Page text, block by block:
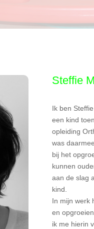
Steffie
Ik ben
een kind
opleiding
was
bij het
kunnen
aan de slag
kind.
In mijn werk
en
ik me hierin